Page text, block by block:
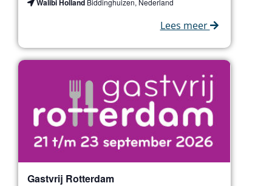
Walibi Holland
Lees meer
Gastvrij Rotterdam